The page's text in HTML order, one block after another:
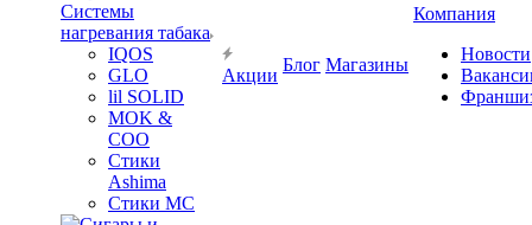
Системы
нагревания табака
IQOS
GLO
lil SOLID
MOK &
COO
Стики
Ashima
Стики MC
Акции
Блог Магазины
Компания
Новости